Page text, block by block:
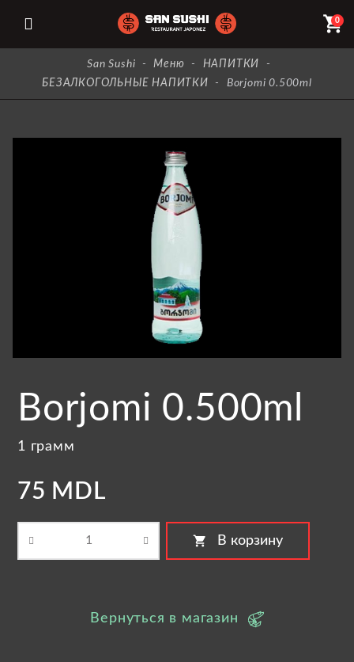
0
shopping_cart
San Sushi - Меню - НАПИТКИ
-
БЕЗАЛКОГОЛЬНЫЕ НАПИТКИ
- Borjomi 0.500ml
Borjomi 0.500ml
1 грамм
75 MDL
shopping_cart В корзину
Вернуться в магазин